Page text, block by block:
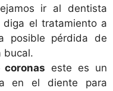
ir al dentista
diga el tratamiento a
posible pérdida de
bucal.
coronas este es un
en el diente para